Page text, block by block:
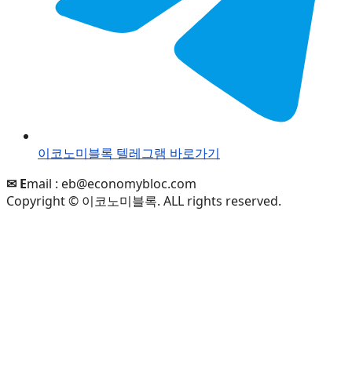
이코노미블록 텔레그램 바로가기
✉ Email : eb@economybloc.com
Copyright © 이코노미블록. ALL rights reserved.